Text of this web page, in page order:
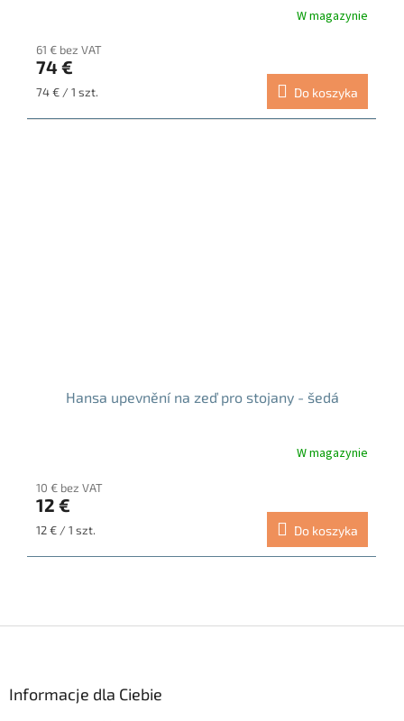
produktu
wynosi
5.0
5
W magazynie
61 € bez VAT
74 €
Cena
74 € / 1 szt. Do koszyka
Hansa upevnění na zeď pro stojany - šedá
W magazynie
10 € bez VAT
12 €
Cena
12 € / 1 szt. Do koszyka
Informacje dla Ciebie